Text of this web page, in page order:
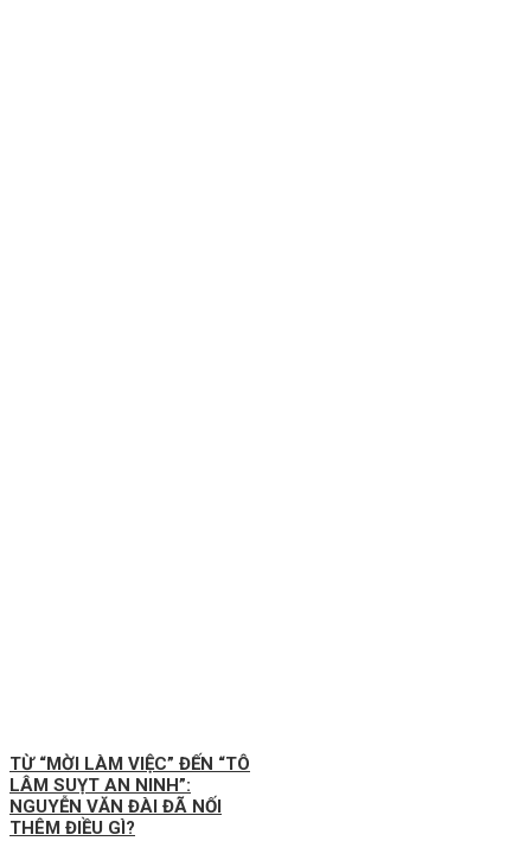
TỪ “MỜI LÀM VIỆC” ĐẾN “TÔ
LÂM SUỴT AN NINH”:
NGUYỄN VĂN ĐÀI ĐÃ NỐI
THÊM ĐIỀU GÌ?